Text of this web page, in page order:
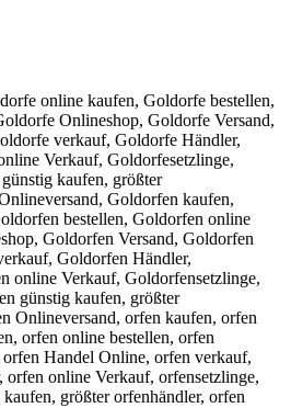
online kaufen, Goldorfe bestellen,
Onlineshop, Goldorfe Versand,
verkauf, Goldorfe Händler,
Verkauf, Goldorfesetzlinge,
kaufen, größter
Goldorfen kaufen,
bestellen, Goldorfen online
Goldorfen Versand, Goldorfen
Goldorfen Händler,
online Verkauf, Goldorfensetzlinge,
günstig kaufen, größter
Onlineversand, orfen kaufen, orfen
orfen online bestellen, orfen
Handel Online, orfen verkauf,
orfen online Verkauf, orfensetzlinge,
größter orfenhändler, orfen